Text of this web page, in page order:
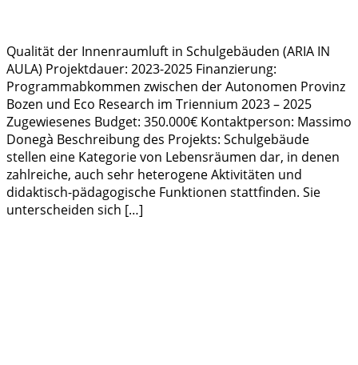
Qualität der Innenraumluft in Schulgebäuden (ARIA IN
AULA) Projektdauer: 2023-2025 Finanzierung:
Programmabkommen zwischen der Autonomen Provinz
Bozen und Eco Research im Triennium 2023 – 2025
Zugewiesenes Budget: 350.000€ Kontaktperson: Massimo
Donegà Beschreibung des Projekts: Schulgebäude
stellen eine Kategorie von Lebensräumen dar, in denen
zahlreiche, auch sehr heterogene Aktivitäten und
didaktisch-pädagogische Funktionen stattfinden. Sie
unterscheiden sich […]